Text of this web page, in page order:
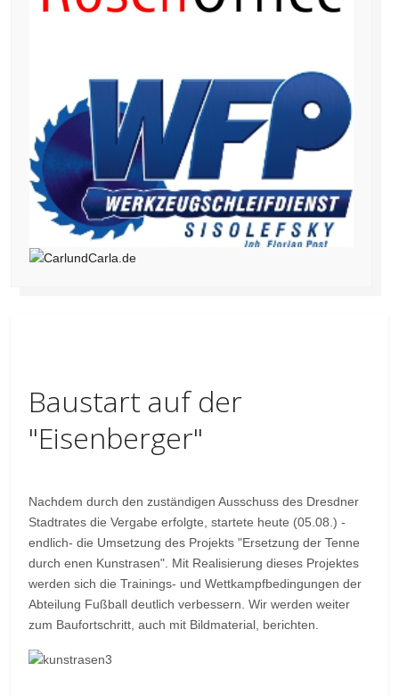
Baustart auf der
"Eisenberger"
Nachdem durch den zuständigen Ausschuss des Dresdner
Stadtrates die Vergabe erfolgte, startete heute (05.08.) -
endlich- die Umsetzung des Projekts "Ersetzung der Tenne
durch enen Kunstrasen". Mit Realisierung dieses Projektes
werden sich die Trainings- und Wettkampfbedingungen der
Abteilung Fußball deutlich verbessern. Wir werden weiter
zum Baufortschritt, auch mit Bildmaterial, berichten.